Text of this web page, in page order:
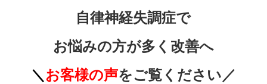
自律神経失調症で
お悩みの方が多く改善へ
＼お客様の声をご覧ください／